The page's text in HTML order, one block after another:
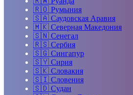
🇷🇴 Румыния
🇸🇦 Саудовская Аравия
🇲🇰 Северная Македония
🇸🇳 Сенегал
🇷🇸 Сербия
🇸🇬 Сингапур
🇸🇾 Сирия
🇸🇰 Словакия
🇸🇮 Словения
🇸🇩 Судан